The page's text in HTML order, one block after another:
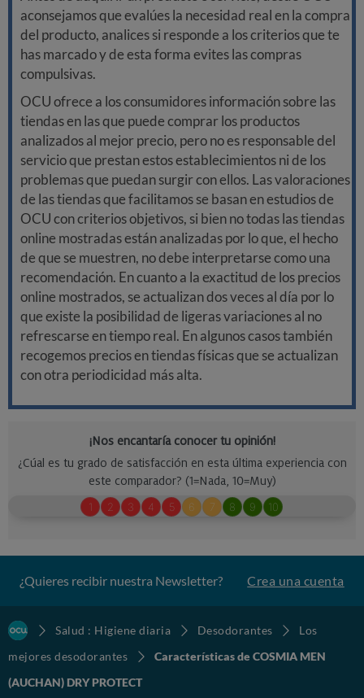
aconsejamos que evalúes la necesidad real en la compra
del producto, analices si responde a los criterios que te
has marcado y de esta forma evites las compras
compulsivas.
OCU ofrece a los consumidores información sobre las
tiendas en las que puede comprar los productos
analizados al mejor precio, pero no es responsable del
servicio que prestan estos establecimientos ni de los
problemas que puedan surgir con ellos. Las valoraciones
de las tiendas que facilitamos se basan en estudios de
OCU con criterios objetivos, si bien no todas las tiendas
online mostradas están analizadas por lo que, el hecho
de que se muestren, no debe interpretarse como una
recomendación. En cuanto a la exactitud de los precios
online mostrados, se actualizan dos veces al día por lo
que existe la posibilidad de ligeras variaciones al no
refrescarse en tiempo real. En algunos casos también
recogemos precios en tiendas físicas que se actualizan
con otra periodicidad más alta.
¿Quieres recibir nuestra Newsletter? Crea una cuenta
Salud : Higiene diaria Desodorantes
Los
mejores desodorantes
Características de COSMIA MEN
(AUCHAN) DRY PROTECT